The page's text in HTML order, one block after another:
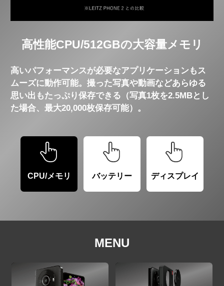
高性能CPU/512GBの大容量メモリ
高いパフォーマンスが必要なアプリケーションもス
ムーズに動作可能。 撮った写真や動画などあらゆる
思い出もたっぷり保存できる （写真1枚を2.5MBとし
た場合、最大20,000枚保存可能）。
CPU/メモリ バッテリー ディスプレイ
MENU